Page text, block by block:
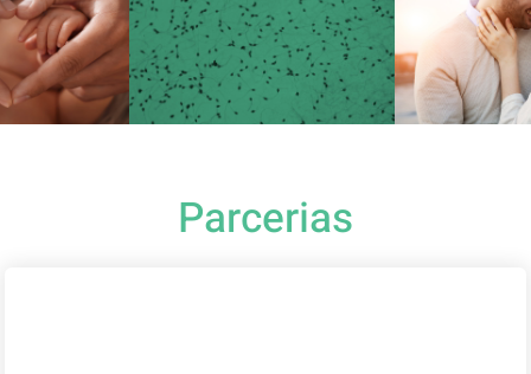
Parcerias